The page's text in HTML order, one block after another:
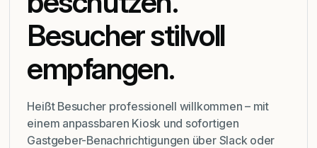
Besucher stilvoll
empfangen.
Heißt Besucher professionell willkommen – mit
einem anpassbaren Kiosk und sofortigen
Gastgeber-Benachrichtigungen über Slack oder